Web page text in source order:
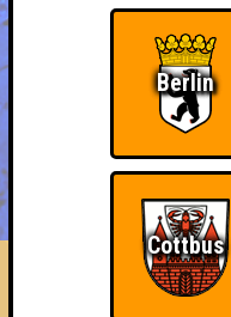
HIGHSCORE
FAQ
Sailor Huhn
Berlin
Cottbus